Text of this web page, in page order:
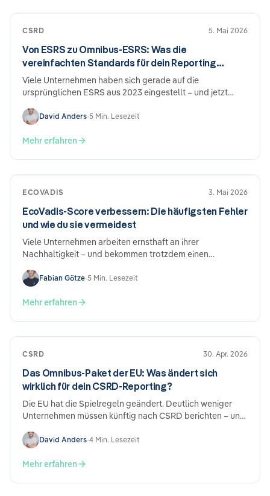
CSRD 5. Mai 2026
Von ESRS zu Omnibus-ESRS: Was die
vereinfachten Standards für dein Reporting
bedeuten
Viele Unternehmen haben sich gerade auf die
ursprünglichen ESRS aus 2023 eingestellt – und jetzt
von Dezember 2025 bringt echte Vereinfachungen, aber
auch neuen Anpassungsbedarf. Was sich ändert, was
bleibt, und warum der Aufwand trotzdem beträchtlich
David Anders•5 Min. Lesezeit
Mehr erfahren
ECOVADIS 3. Mai 2026
EcoVadis-Score verbessern: Die häufigsten Fehler
und wie du sie vermeidest
Viele Unternehmen arbeiten ernsthaft an ihrer
Nachhaltigkeit – und bekommen trotzdem einen
nicht mangelnde Leistung, sondern wie die Einreichung
aufgebaut ist. Hier sind die häufigsten Fehler und was du
konkret dagegen tun kannst.
Fabian Götze•5 Min. Lesezeit
Mehr erfahren
CSRD 30. Apr. 2026
Das Omnibus-Paket der EU: Was ändert sich
wirklich für dein CSRD-Reporting?
Die EU hat die Spielregeln geändert. Deutlich weniger
Unternehmen müssen künftig nach CSRD berichten – und
Ist es auch. Aber wer jetzt die Hände in den Schoß legt,
könnte das später bereuen.
David Anders•4 Min. Lesezeit
Mehr erfahren